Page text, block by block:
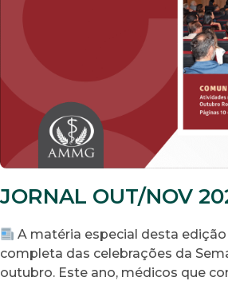
JORNAL OUT/NOV
A matéria especial desta
completa das celebrações da
outubro. Este ano, médicos que